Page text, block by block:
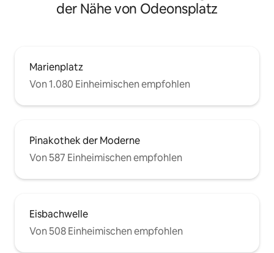
der Nähe von Odeonsplatz
Marienplatz
Von 1.080 Einheimischen empfohlen
Pinakothek der Moderne
Von 587 Einheimischen empfohlen
Eisbachwelle
Von 508 Einheimischen empfohlen